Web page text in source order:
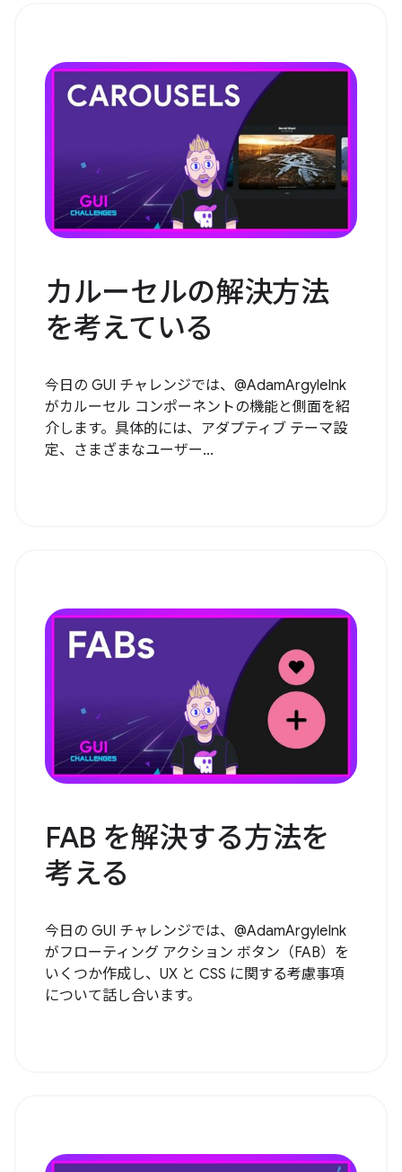
カルーセルの解決方法
を考えている
今日の GUI チャレンジでは、@AdamArgyleInk
がカルーセル コンポーネントの機能と側面を紹
介します。具体的には、アダプティブ テーマ設
定、さまざまなユーザー...
FAB を解決する方法を
考える
今日の GUI チャレンジでは、@AdamArgyleInk
がフローティング アクション ボタン（FAB）を
いくつか作成し、UX と CSS に関する考慮事項
について話し合います。